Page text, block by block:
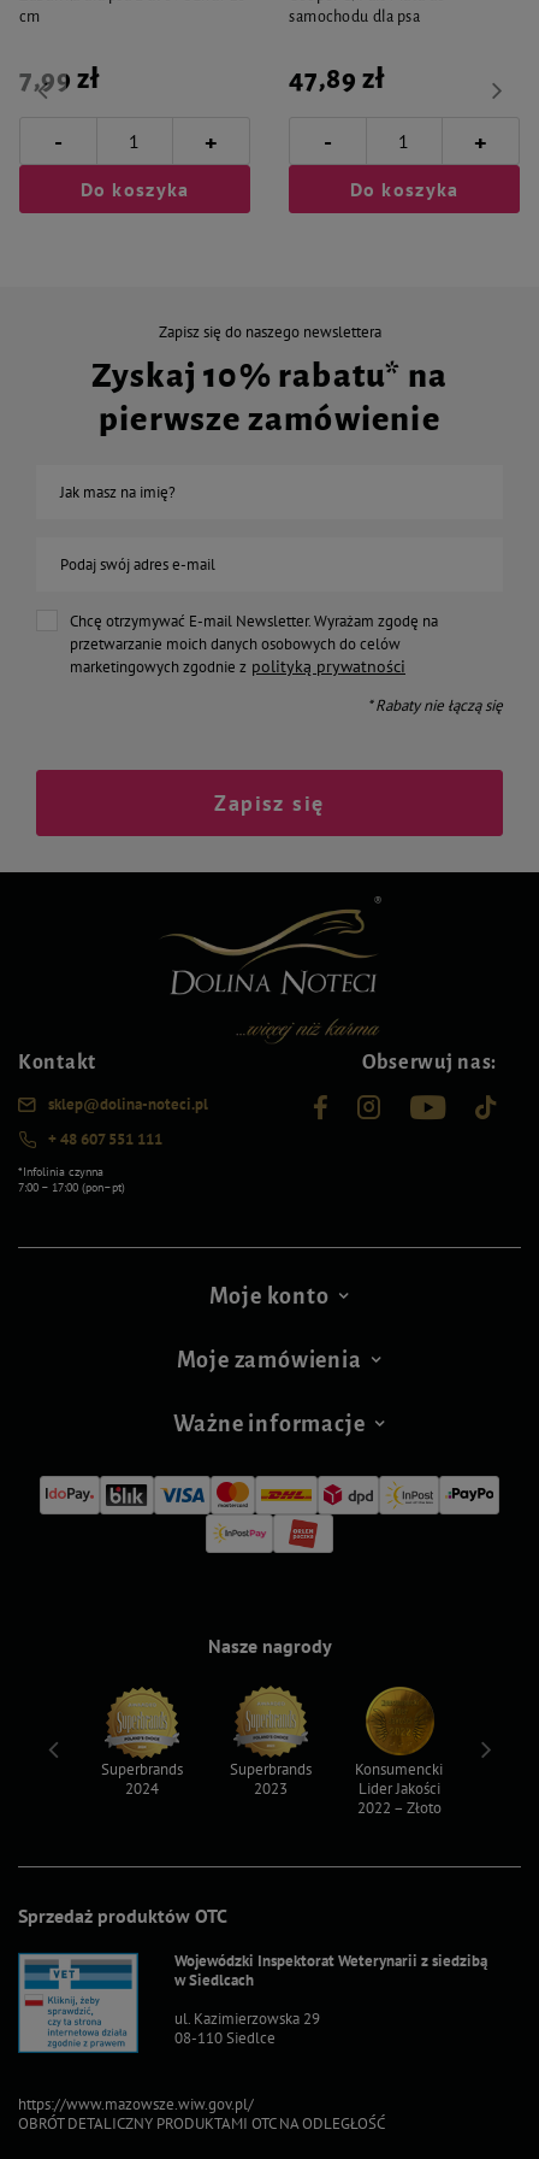
cm
7,99 zł
- +
Do koszyka
samochodu dla psa
47,89 zł
- +
Do koszyka
Zapisz się do naszego newslettera
Zyskaj 10% rabatu* na
pierwsze zamówienie
Jak masz na imię?
Podaj swój adres e-mail
Chcę otrzymywać E-mail Newsletter. Wyrażam zgodę na
przetwarzanie moich danych osobowych do celów
marketingowych zgodnie z polityką prywatności
* Rabaty nie łączą się
Zapisz się
Kontakt
sklep@dolina-noteci.pl
+ 48 607 551 111
*Infolinia czynna
7:00 – 17:00 (pon–pt)
Obserwuj nas:
Moje konto
Moje zamówienia
Ważne informacje
Sprzedaż produktów OTC
Wojewódzki Inspektorat Weterynarii z siedzibą
w Siedlcach
ul. Kazimierzowska 29
08-110 Siedlce
https://www.mazowsze.wiw.gov.pl/
OBRÓT DETALICZNY PRODUKTAMI OTC NA ODLEGŁOŚĆ
Nasze nagrody
Superbrands
2024
Superbrands
2023
Konsumencki
Lider Jakości
2022 – Złoto